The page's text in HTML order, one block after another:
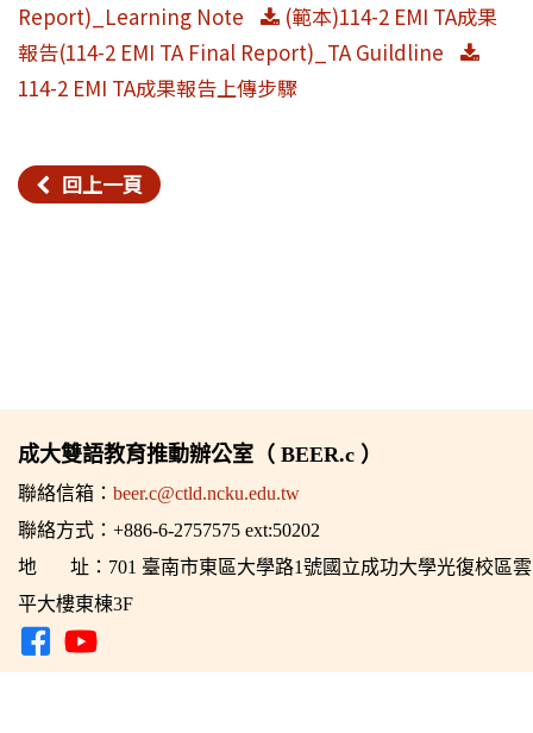
Report)_Learning Note
(範本)114-2 EMI TA成果
報告(114-2 EMI TA Final Report)_TA Guildline
114-2 EMI TA成果報告上傳步驟
回上一頁
成大雙語教育推動辦公室（ BEER.c ）
聯絡信箱： beer.c@ctld.ncku.edu.tw
聯絡方式：+886-6-2757575 ext:50202
地 址：701 臺南市東區大學路1號國立成功大學光復校區雲
平大樓東棟3F